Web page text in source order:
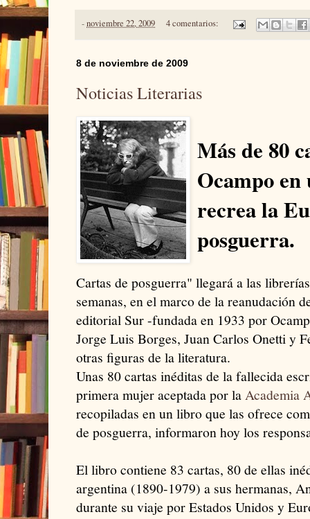
-noviembre 22, 2009 4 comentarios:
8 de noviembre de 2009
Noticias Literarias
Más de 80
Ocampo
recrea la
posguerra.
Cartas de posguerra" llegará a las
semanas, en el marco de la reanudación
editorial Sur -fundada en 1933 por
Jorge Luis Borges, Juan Carlos Onetti y F
otras figuras de la literatura.
Unas 80 cartas inéditas de la fallecida
primera mujer aceptada por laAcademia
recopiladas en un libro que las ofrece
de posguerra, informaron hoy los
El libro contiene 83 cartas, 80 de ellas
argentina (1890-1979) a sus hermanas,
durante su viaje por Estados Unidos y